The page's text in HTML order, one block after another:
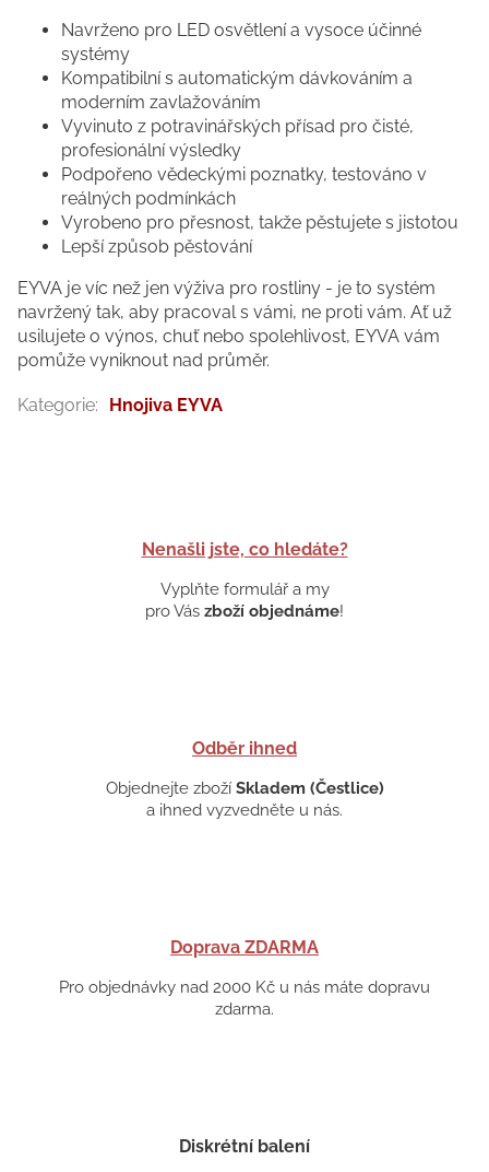
Nenašli jste, co hledáte?
Vyplňte formulář a my
pro Vás zboží objednáme!
Odběr ihned
Objednejte zboží Skladem (Čestlice)
a ihned vyzvedněte u nás.
Doprava ZDARMA
Pro objednávky nad 2000 Kč u nás máte dopravu
zdarma.
Diskrétní balení
Navrženo pro LED osvětlení a vysoce účinné
systémy
Kompatibilní s automatickým dávkováním a
moderním zavlažováním
Vyvinuto z potravinářských přísad pro čisté,
profesionální výsledky
Podpořeno vědeckými poznatky, testováno v
reálných podmínkách
Vyrobeno pro přesnost, takže pěstujete s jistotou
Lepší způsob pěstování
EYVA je víc než jen výživa pro rostliny - je to systém
navržený tak, aby pracoval s vámi, ne proti vám. Ať už
usilujete o výnos, chuť nebo spolehlivost, EYVA vám
pomůže vyniknout nad průměr.
Kategorie: Hnojiva EYVA